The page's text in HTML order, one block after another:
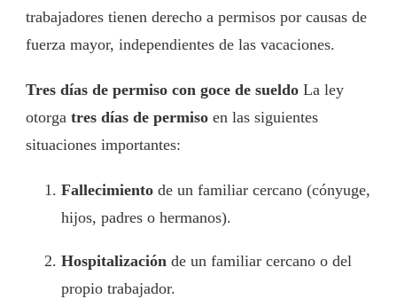
trabajadores tienen derecho a permisos por causas de
fuerza mayor, independientes de las vacaciones.
Tres días de permiso con goce de sueldo La ley
otorga tres días de permiso en las siguientes
situaciones importantes:
Fallecimiento de un familiar cercano (cónyuge,
hijos, padres o hermanos).
Hospitalización de un familiar cercano o del
propio trabajador.